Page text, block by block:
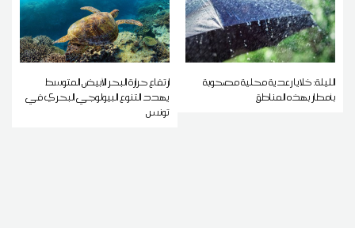
الليلة: خلايا رعدية محلية مصحوبة
بأمطار بهذه المناطق
ارتفاع حرارة البحر الأبيض المتوسط
يهدد التنوع البيولوجي البحري في
تونس